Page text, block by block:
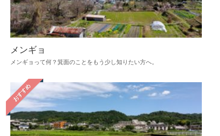
メンギョ
メンギョって何？箕面のことをもう少し知りたい方へ。
おすすめ